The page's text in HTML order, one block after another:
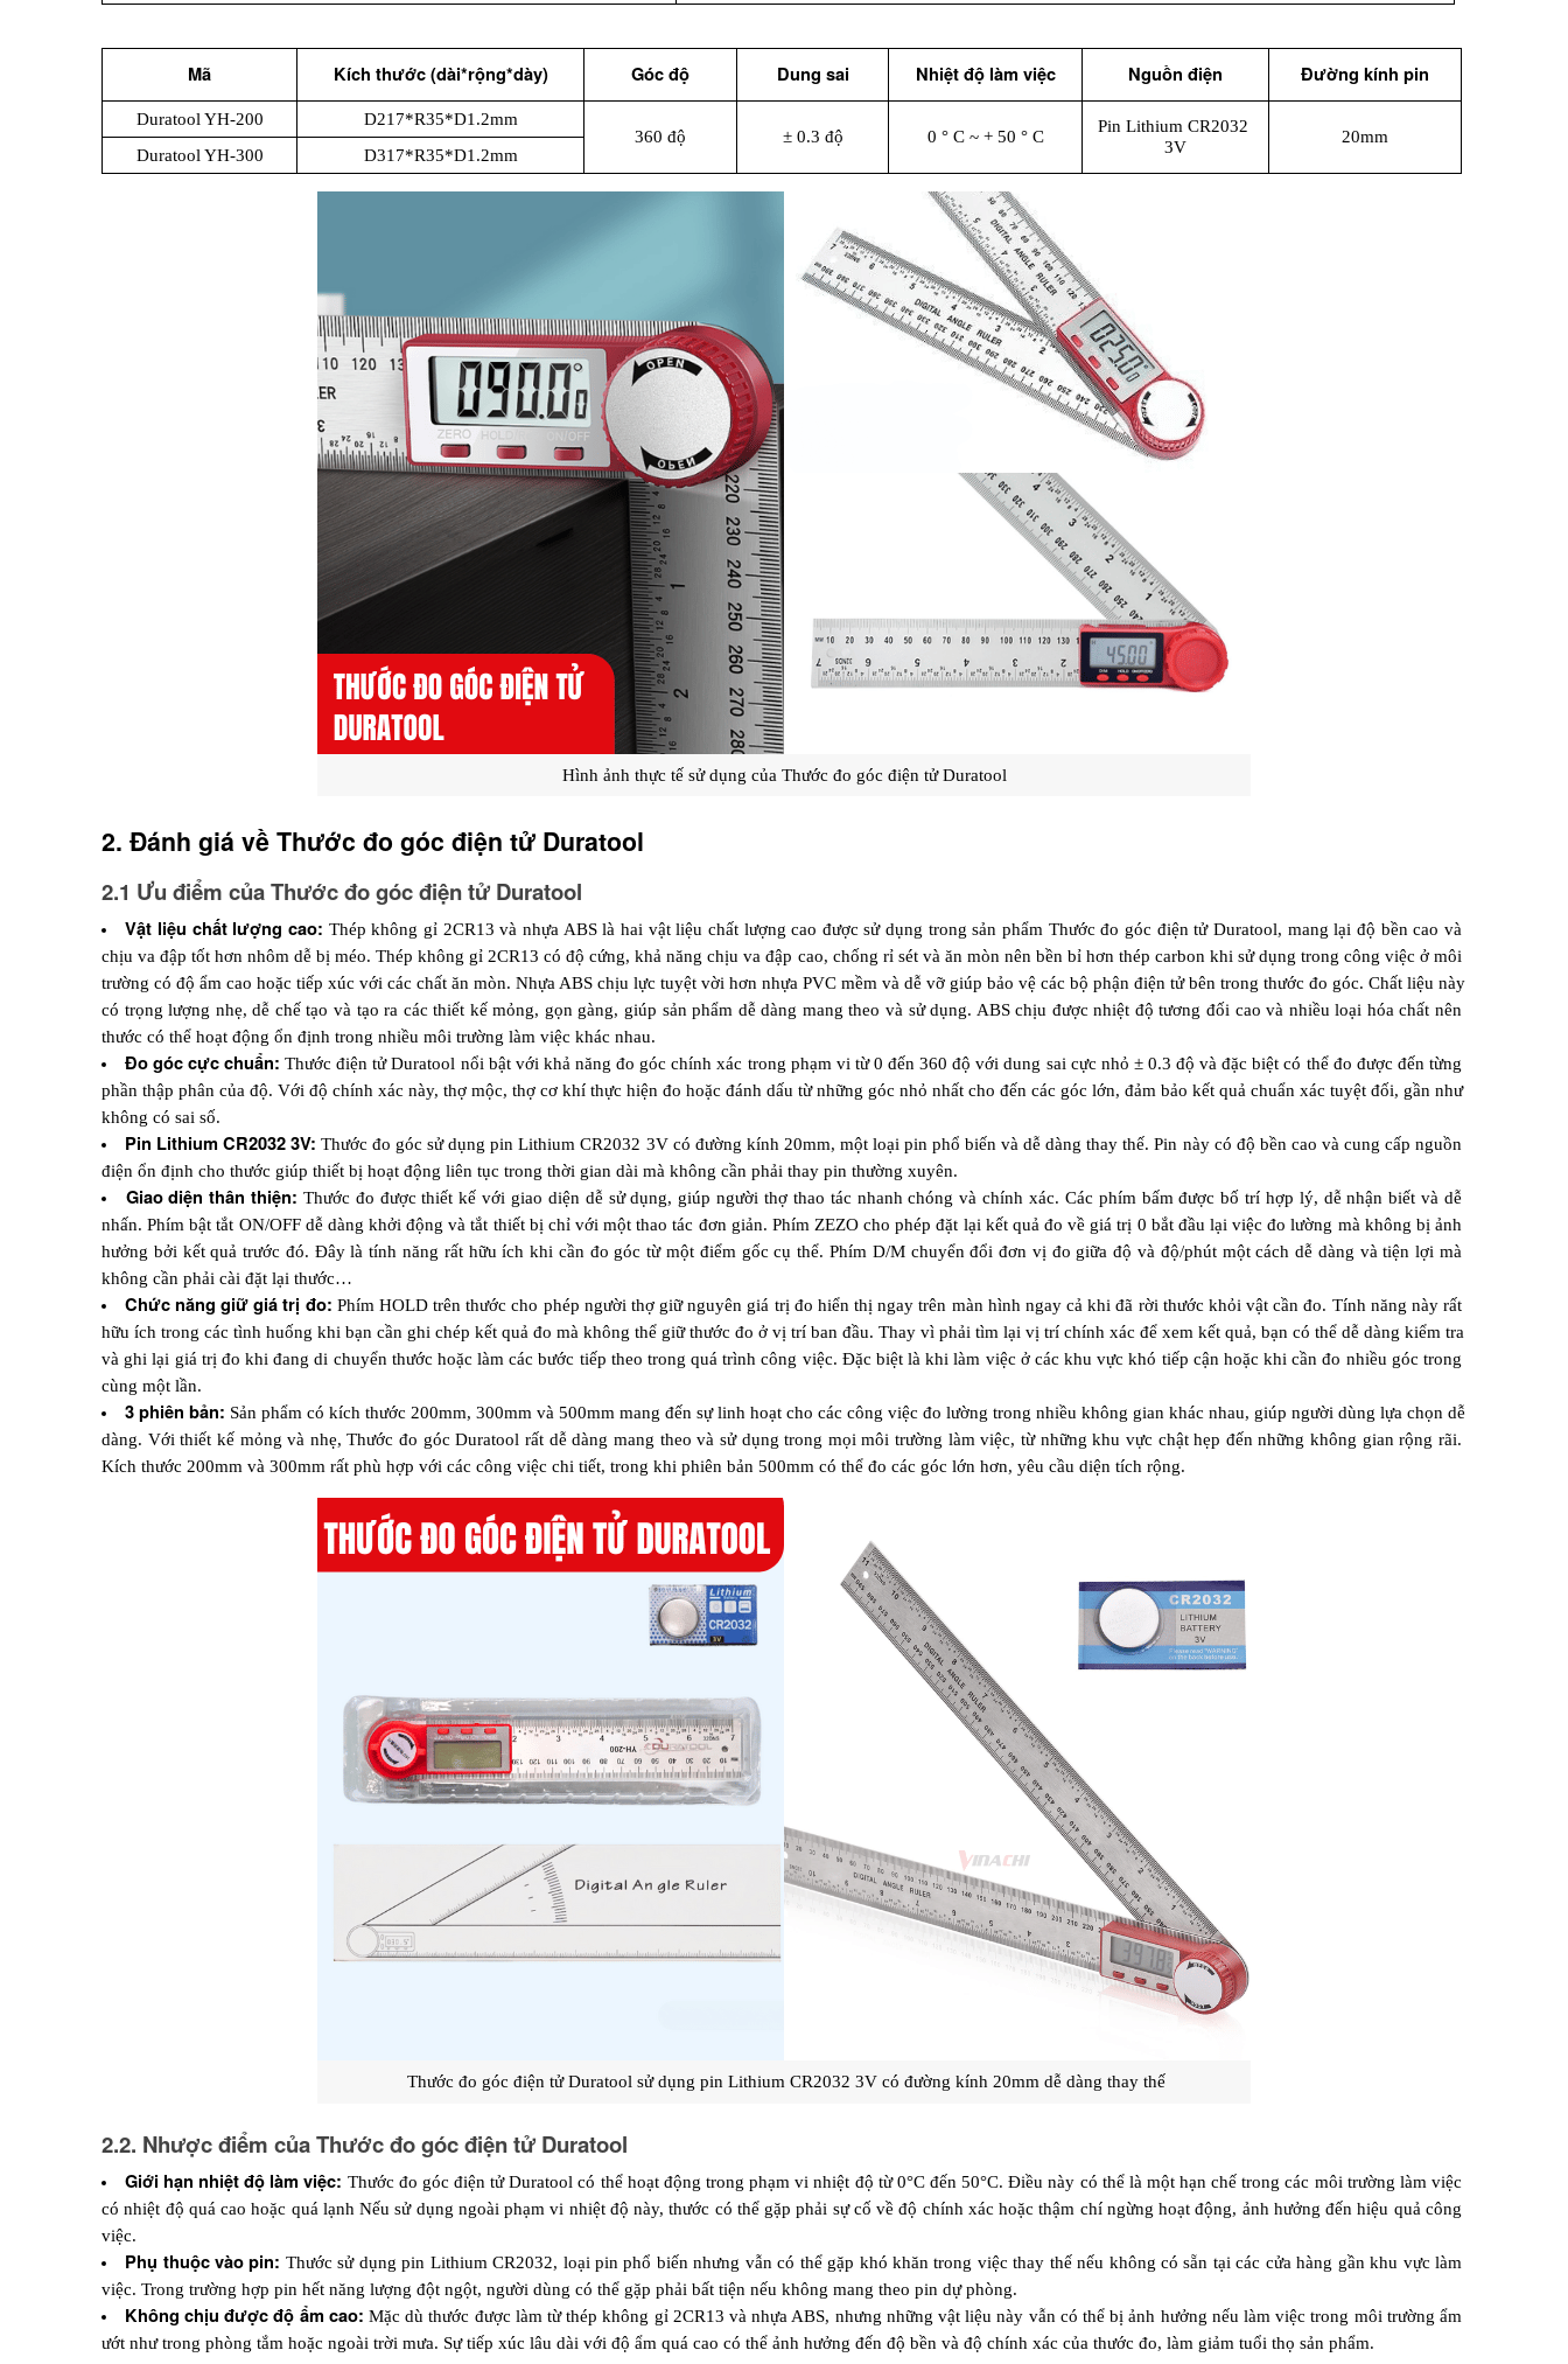
Mã Kích thước (dài*rộng*dày) Góc độ Dung sai Nhiệt độ làm việc Nguồn điện Đường kính pin
Duratool YH-200
D217*R35*D1.2mm
360 độ
± 0.3 độ 0 ° C ~ + 50 ° C
Pin Lithium CR2032
3V
20mm
Duratool YH-300
D317*R35*D1.2mm
Hình ảnh thực tế sử dụng của Thước đo góc điện tử Duratool
2. Đánh giá về Thước đo góc điện tử Duratool
2.1 Ưu điểm của Thước đo góc điện tử Duratool
Vật liệu chất lượng cao: Thép không gỉ 2CR13 và nhựa ABS là hai vật liệu chất lượng cao được sử dụng trong sản phẩm Thước đo góc điện tử Duratool, mang lại độ bền cao và
chịu va đập tốt hơn nhôm dễ bị méo. Thép không gỉ 2CR13 có độ cứng, khả năng chịu va đập cao, chống rỉ sét và ăn mòn nên bền bỉ hơn thép carbon khi sử dụng trong công việc ở môi
trường có độ ẩm cao hoặc tiếp xúc với các chất ăn mòn. Nhựa ABS chịu lực tuyệt vời hơn nhựa PVC mềm và dễ vỡ giúp bảo vệ các bộ phận điện tử bên trong thước đo góc. Chất liệu này
có trọng lượng nhẹ, dễ chế tạo và tạo ra các thiết kế mỏng, gọn gàng, giúp sản phẩm dễ dàng mang theo và sử dụng. ABS chịu được nhiệt độ tương đối cao và nhiều loại hóa chất nên
thước có thể hoạt động ổn định trong nhiều môi trường làm việc khác nhau.
Đo góc cực chuẩn: Thước điện tử Duratool nổi bật với khả năng đo góc chính xác trong phạm vi từ 0 đến 360 độ với dung sai cực nhỏ ± 0.3 độ và đặc biệt có thể đo được đến từng
phần thập phân của độ. Với độ chính xác này, thợ mộc, thợ cơ khí thực hiện đo hoặc đánh dấu từ những góc nhỏ nhất cho đến các góc lớn, đảm bảo kết quả chuẩn xác tuyệt đối, gần như
không có sai số.
Pin Lithium CR2032 3V: Thước đo góc sử dụng pin Lithium CR2032 3V có đường kính 20mm, một loại pin phổ biến và dễ dàng thay thế. Pin này có độ bền cao và cung cấp nguồn
điện ổn định cho thước giúp thiết bị hoạt động liên tục trong thời gian dài mà không cần phải thay pin thường xuyên.
Giao diện thân thiện: Thước đo được thiết kế với giao diện dễ sử dụng, giúp người thợ thao tác nhanh chóng và chính xác. Các phím bấm được bố trí hợp lý, dễ nhận biết và dễ
nhấn. Phím bật tắt ON/OFF dễ dàng khởi động và tắt thiết bị chỉ với một thao tác đơn giản. Phím ZEZO cho phép đặt lại kết quả đo về giá trị 0 bắt đầu lại việc đo lường mà không bị ảnh
hưởng bởi kết quả trước đó. Đây là tính năng rất hữu ích khi cần đo góc từ một điểm gốc cụ thể. Phím D/M chuyển đổi đơn vị đo giữa độ và độ/phút một cách dễ dàng và tiện lợi mà
không cần phải cài đặt lại thước…
Chức năng giữ giá trị đo: Phím HOLD trên thước cho phép người thợ giữ nguyên giá trị đo hiển thị ngay trên màn hình ngay cả khi đã rời thước khỏi vật cần đo. Tính năng này rất
hữu ích trong các tình huống khi bạn cần ghi chép kết quả đo mà không thể giữ thước đo ở vị trí ban đầu. Thay vì phải tìm lại vị trí chính xác để xem kết quả, bạn có thể dễ dàng kiểm tra
và ghi lại giá trị đo khi đang di chuyển thước hoặc làm các bước tiếp theo trong quá trình công việc. Đặc biệt là khi làm việc ở các khu vực khó tiếp cận hoặc khi cần đo nhiều góc trong
cùng một lần.
3 phiên bản: Sản phẩm có kích thước 200mm, 300mm và 500mm mang đến sự linh hoạt cho các công việc đo lường trong nhiều không gian khác nhau, giúp người dùng lựa chọn dễ
dàng. Với thiết kế mỏng và nhẹ, Thước đo góc Duratool rất dễ dàng mang theo và sử dụng trong mọi môi trường làm việc, từ những khu vực chật hẹp đến những không gian rộng rãi.
Kích thước 200mm và 300mm rất phù hợp với các công việc chi tiết, trong khi phiên bản 500mm có thể đo các góc lớn hơn, yêu cầu diện tích rộng.
Thước đo góc điện tử Duratool sử dụng pin Lithium CR2032 3V có đường kính 20mm dễ dàng thay thế
2.2. Nhược điểm của Thước đo góc điện tử Duratool
Giới hạn nhiệt độ làm việc: Thước đo góc điện tử Duratool có thể hoạt động trong phạm vi nhiệt độ từ 0°C đến 50°C. Điều này có thể là một hạn chế trong các môi trường làm việc
có nhiệt độ quá cao hoặc quá lạnh Nếu sử dụng ngoài phạm vi nhiệt độ này, thước có thể gặp phải sự cố về độ chính xác hoặc thậm chí ngừng hoạt động, ảnh hưởng đến hiệu quả công
việc.
Phụ thuộc vào pin: Thước sử dụng pin Lithium CR2032, loại pin phổ biến nhưng vẫn có thể gặp khó khăn trong việc thay thế nếu không có sẵn tại các cửa hàng gần khu vực làm
việc. Trong trường hợp pin hết năng lượng đột ngột, người dùng có thể gặp phải bất tiện nếu không mang theo pin dự phòng.
Không chịu được độ ẩm cao: Mặc dù thước được làm từ thép không gỉ 2CR13 và nhựa ABS, nhưng những vật liệu này vẫn có thể bị ảnh hưởng nếu làm việc trong môi trường ẩm
ướt như trong phòng tắm hoặc ngoài trời mưa. Sự tiếp xúc lâu dài với độ ẩm quá cao có thể ảnh hưởng đến độ bền và độ chính xác của thước đo, làm giảm tuổi thọ sản phẩm.